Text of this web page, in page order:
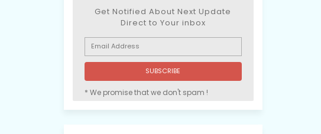
Get Notified About Next Update
Direct to Your inbox
* We promise that we don't spam !